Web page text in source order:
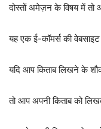
दोस्तों अमेज़न के विषय में तो
यह एक ई-कॉमर्स की
यदि आप किताब लिखने के
तो आप अपनी किताब को